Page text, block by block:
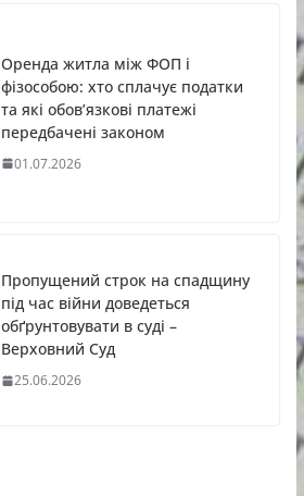
Оренда житла між ФОП і
фізособою: хто сплачує податки
та які обов’язкові платежі
передбачені законом
01.07.2026
Пропущений строк на спадщину
під час війни доведеться
обґрунтовувати в суді –
Верховний Суд
25.06.2026